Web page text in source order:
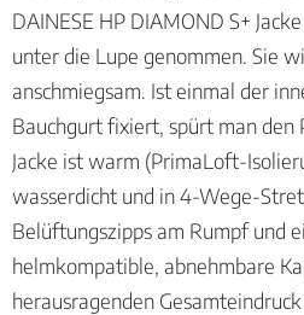
DAINESE HP DIAMOND S+
unter die Lupe genommen. Sie
anschmiegsam. Ist einmal der
Bauchgurt fixiert, spürt man
Jacke ist warm (PrimaLoft-
wasserdicht und in 4-Wege-
Belüftungszipps am Rumpf und
helmkompatible, abnehmbare
herausragenden